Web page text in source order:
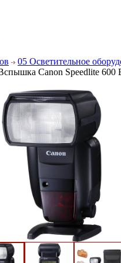
05 Осветительное
Canon Speedlite 600